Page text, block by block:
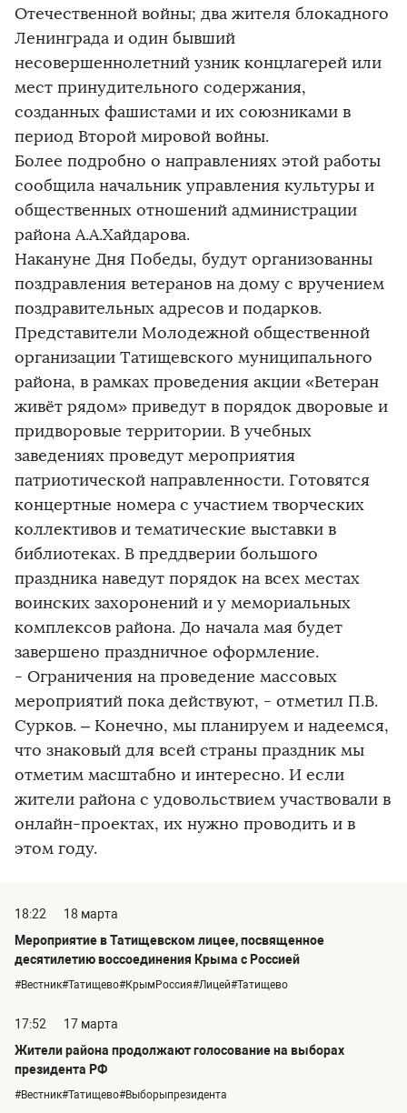
Отечественной войны; два жителя блокадного
Ленинграда и один бывший
несовершеннолетний узник концлагерей или
мест принудительного содержания,
созданных фашистами и их союзниками в
период Второй мировой войны.
Более подробно о направлениях этой работы
сообщила начальник управления культуры и
общественных отношений администрации
района А.А.Хайдарова.
Накануне Дня Победы, будут организованны
поздравления ветеранов на дому с вручением
поздравительных адресов и подарков.
Представители Молодежной общественной
организации Татищевского муниципального
района, в рамках проведения акции «Ветеран
живёт рядом» приведут в порядок дворовые и
придворовые территории. В учебных
заведениях проведут мероприятия
патриотической направленности. Готовятся
концертные номера с участием творческих
коллективов и тематические выставки в
библиотеках. В преддверии большого
праздника наведут порядок на всех местах
воинских захоронений и у мемориальных
комплексов района. До начала мая будет
завершено праздничное оформление.
- Ограничения на проведение массовых
мероприятий пока действуют, - отметил П.В.
Сурков. – Конечно, мы планируем и надеемся,
что знаковый для всей страны праздник мы
отметим масштабно и интересно. И если
жители района с удовольствием участвовали в
онлайн-проектах, их нужно проводить и в
этом году.
18:22
18 марта
Мероприятие в Татищевском лицее, посвященное
десятилетию воссоединения Крыма с Россией
#Вестник#Татищево#КрымРоссия#Лицей#Татищево
17:52
17 марта
Жители района продолжают голосование на выборах
президента РФ
#Вестник#Татищево#Выборыпрезидента